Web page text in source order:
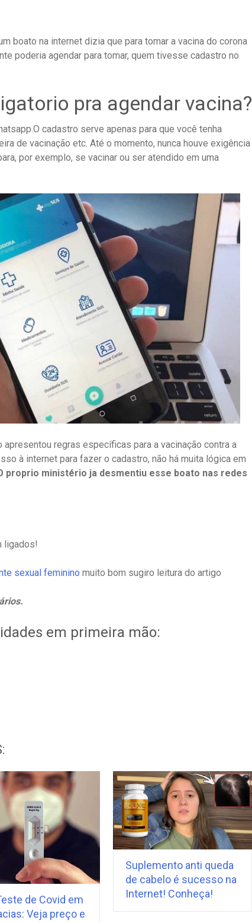
boato na internet dizia que para tomar a vacina do corona
poderia agendar para tomar, quem tivesse cadastro no
pra agendar vacina?
cadastro serve apenas para que você tenha
de vacinação etc. Até o momento, nunca houve exigência
por exemplo, se vacinar ou ser atendido em uma
regras específicas para a vacinação contra a
à internet para fazer o cadastro, não há muita lógica em
proprio ministério ja desmentiu esse boato nas redes
ligados!
sexual feminino muito bom sugiro leitura do artigo
em primeira mão:
de Covid em
Veja preço e
Suplemento anti queda
de cabelo é sucesso na
Internet! Conheça!